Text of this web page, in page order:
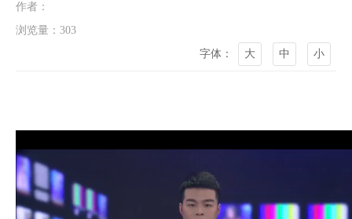
作者：
浏览量： 303
字体：
大 中 小